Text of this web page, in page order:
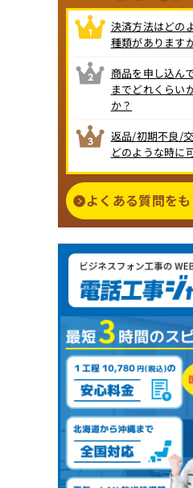
決済方法はどの
種類があります
商品を申し込ん
までどれくらい
か？
返品/初期不良/
どのような時に
よくある質問を